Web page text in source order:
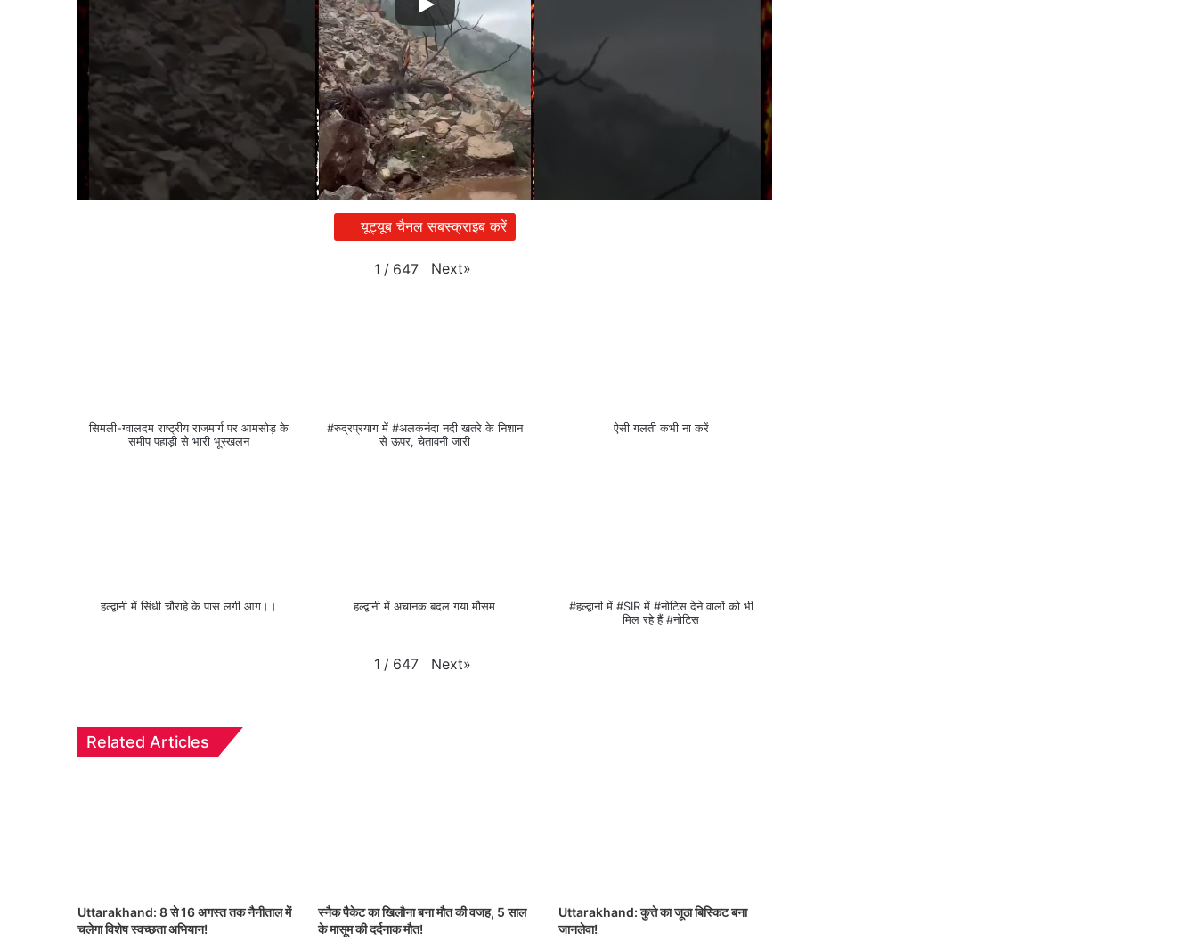
यूट्यूब चैनल सबस्क्राइब करें
1 / 647 Next»
सिमली-ग्वालदम राष्ट्रीय राजमार्ग पर आमसोड़ के
समीप पहाड़ी से भारी भूस्खलन
#रुद्रप्रयाग में #अलकनंदा नदी खतरे के निशान
से ऊपर, चेतावनी जारी
ऐसी गलती कभी ना करें
हल्द्वानी में सिंधी चौराहे के पास लगी आग।। हल्द्वानी में अचानक बदल गया मौसम
#हल्द्वानी में #SIR में #नोटिस देने वालों को भी
मिल रहे हैं #नोटिस
1 / 647 Next»
Related Articles
Uttarakhand: 8 से 16 अगस्त तक नैनीताल में
चलेगा विशेष स्वच्छता अभियान!
स्नैक पैकेट का खिलौना बना मौत की वजह, 5 साल
के मासूम की दर्दनाक मौत!
Uttarakhand: कुत्ते का जूठा बिस्किट बना
जानलेवा!